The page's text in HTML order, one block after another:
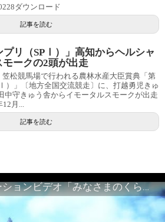
ダウンロード
記事を読む
プリ（SPⅠ）」高知からヘルシャ
ークの2頭が出走
松競馬場で行われる農林水産大臣賞典「第
）」〔地方全国交流競走〕に、打越勇児きゅ
中守きゅう舎からイモータルスモークが出走
月...
記事を読む
地方競馬プロモーションビデオ「みなさまのくらしのために」30秒篇｜NAR公式